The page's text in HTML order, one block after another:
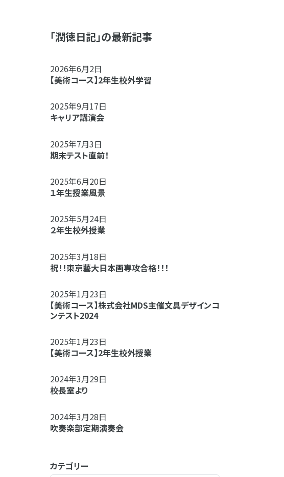
「潤徳日記」の最新記事
2026年6月2日
【美術コース】2年生校外学習
2025年9月17日
キャリア講演会
2025年7月3日
期末テスト直前！
2025年6月20日
１年生授業風景
2025年5月24日
２年生校外授業
2025年3月18日
祝！！東京藝大日本画専攻合格！！！
2025年1月23日
【美術コース】株式会社MDS主催文具デザインコ
ンテスト2024
2025年1月23日
【美術コース】2年生校外授業
2024年3月29日
校長室より
2024年3月28日
吹奏楽部定期演奏会
カテゴリー